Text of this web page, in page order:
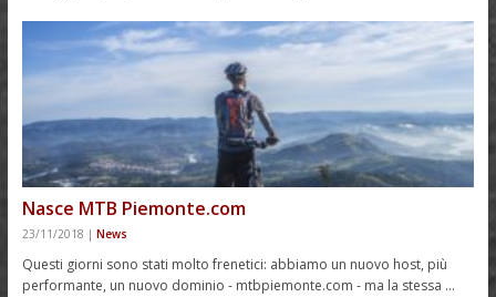
Nasce MTB Piemonte.com
23/11/2018 | News
Questi giorni sono stati molto frenetici: abbiamo un nuovo host, più
performante, un nuovo dominio - mtbpiemonte.com - ma la stessa …